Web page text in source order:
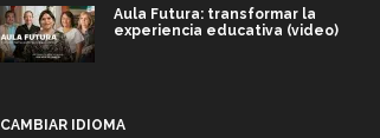
Aula Futura: transformar la
experiencia educativa (video)
CAMBIAR IDIOMA